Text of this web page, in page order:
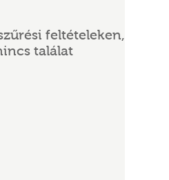
feltételeken,
találat